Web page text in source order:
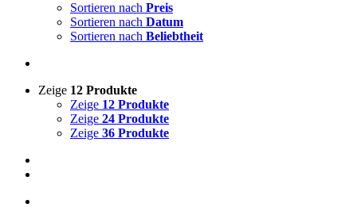
Sortieren nach Preis
Sortieren nach Datum
Sortieren nach Beliebtheit
Zeige 12 Produkte
Zeige 12 Produkte
Zeige 24 Produkte
Zeige 36 Produkte